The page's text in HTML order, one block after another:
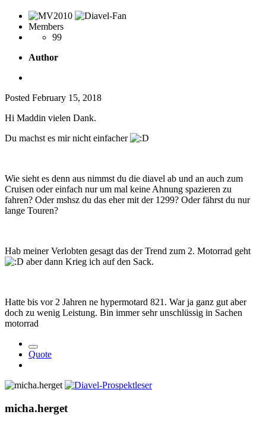
Members
99
Author
Posted February 15, 2018
Hi Maddin vielen Dank.
Du machst es mir nicht einfacher
Wie sieht es denn aus nimmst du die diavel ab und an auch zum
Cruisen oder einfach nur um mal keine Ahnung spazieren zu
fahren? Oder mshsz du das eher mit der 1299? Oder fährst du nur
lange Touren?
Hab meiner Verlobten gesagt das der Trend zum 2. Motorrad geht
aber dann Krieg ich auf den Sack.
Hatte bis vor 2 Jahren ne hypermotard 821. War ja ganz gut aber
doch zu wenig Leistung. Bin immer sehr unschlüssig in Sachen
motorrad
Quote
micha.herget